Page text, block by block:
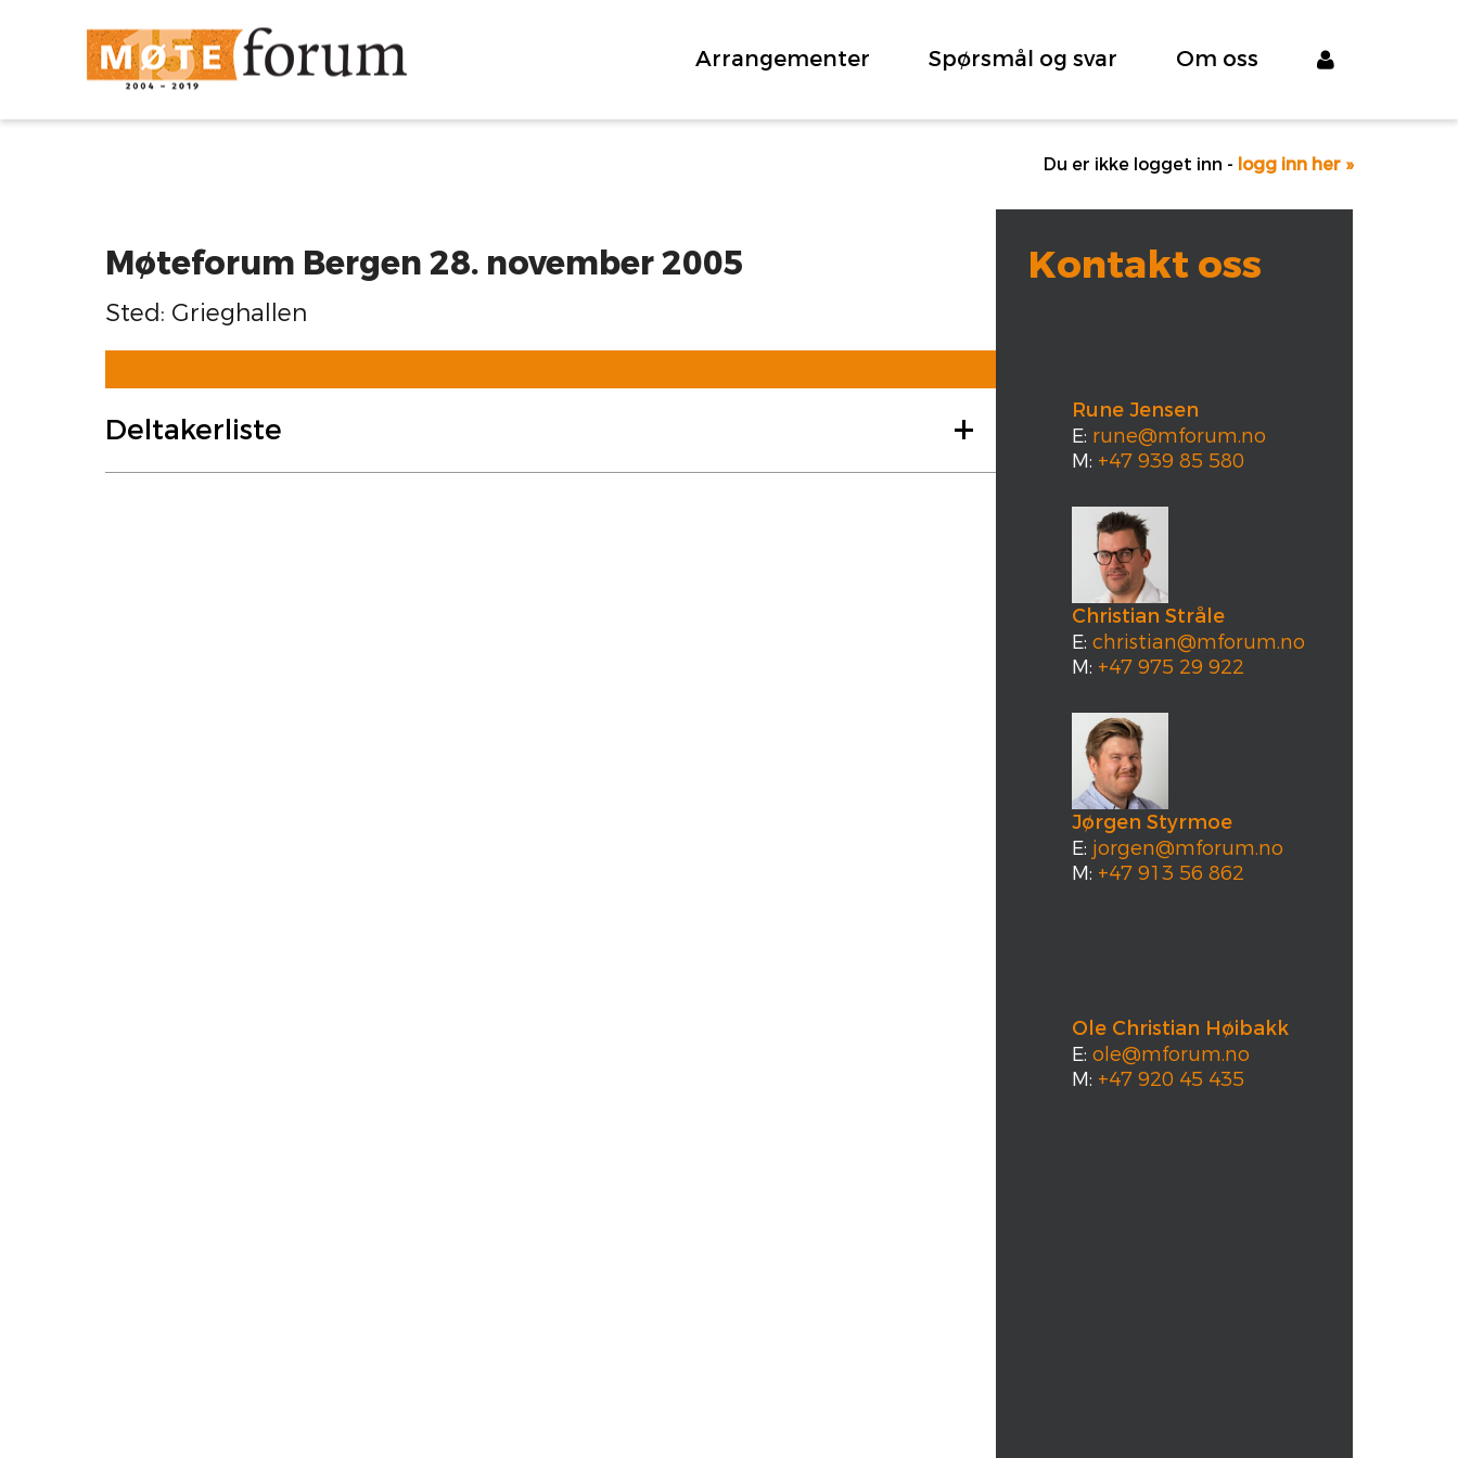
Arrangementer Spørsmål og svar Om oss
Du er ikke logget inn - logg inn her »
Møteforum Bergen 28. november 2005
Sted: Grieghallen
Deltakerliste
Kontakt oss
Rune Jensen
E: rune@mforum.no
M: +47 939 85 580
Christian Stråle
E: christian@mforum.no
M: +47 975 29 922
Jørgen Styrmoe
E: jorgen@mforum.no
M: +47 913 56 862
Ole Christian Høibakk
E: ole@mforum.no
M: +47 920 45 435